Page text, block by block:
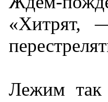
«Хитрят,
Лежим так